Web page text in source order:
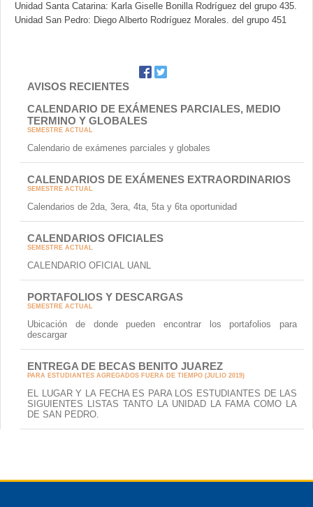
Unidad Santa Catarina: Karla Giselle Bonilla Rodríguez del grupo 435.
Unidad San Pedro: Diego Alberto Rodríguez Morales. del grupo 451
AVISOS RECIENTES
CALENDARIO DE EXÁMENES PARCIALES, MEDIO
TERMINO Y GLOBALES
SEMESTRE ACTUAL
Calendario de exámenes parciales y globales
CALENDARIOS DE EXÁMENES EXTRAORDINARIOS
SEMESTRE ACTUAL
Calendarios de 2da, 3era, 4ta, 5ta y 6ta oportunidad
CALENDARIOS OFICIALES
SEMESTRE ACTUAL
CALENDARIO OFICIAL UANL
PORTAFOLIOS Y DESCARGAS
SEMESTRE ACTUAL
Ubicación de donde pueden encontrar los portafolios para
descargar
ENTREGA DE BECAS BENITO JUAREZ
PARA ESTUDIANTES AGREGADOS FUERA DE TIEMPO (JULIO 2019)
EL LUGAR Y LA FECHA ES PARA LOS ESTUDIANTES DE LAS
SIGUIENTES LISTAS TANTO LA UNIDAD LA FAMA COMO LA
DE SAN PEDRO.